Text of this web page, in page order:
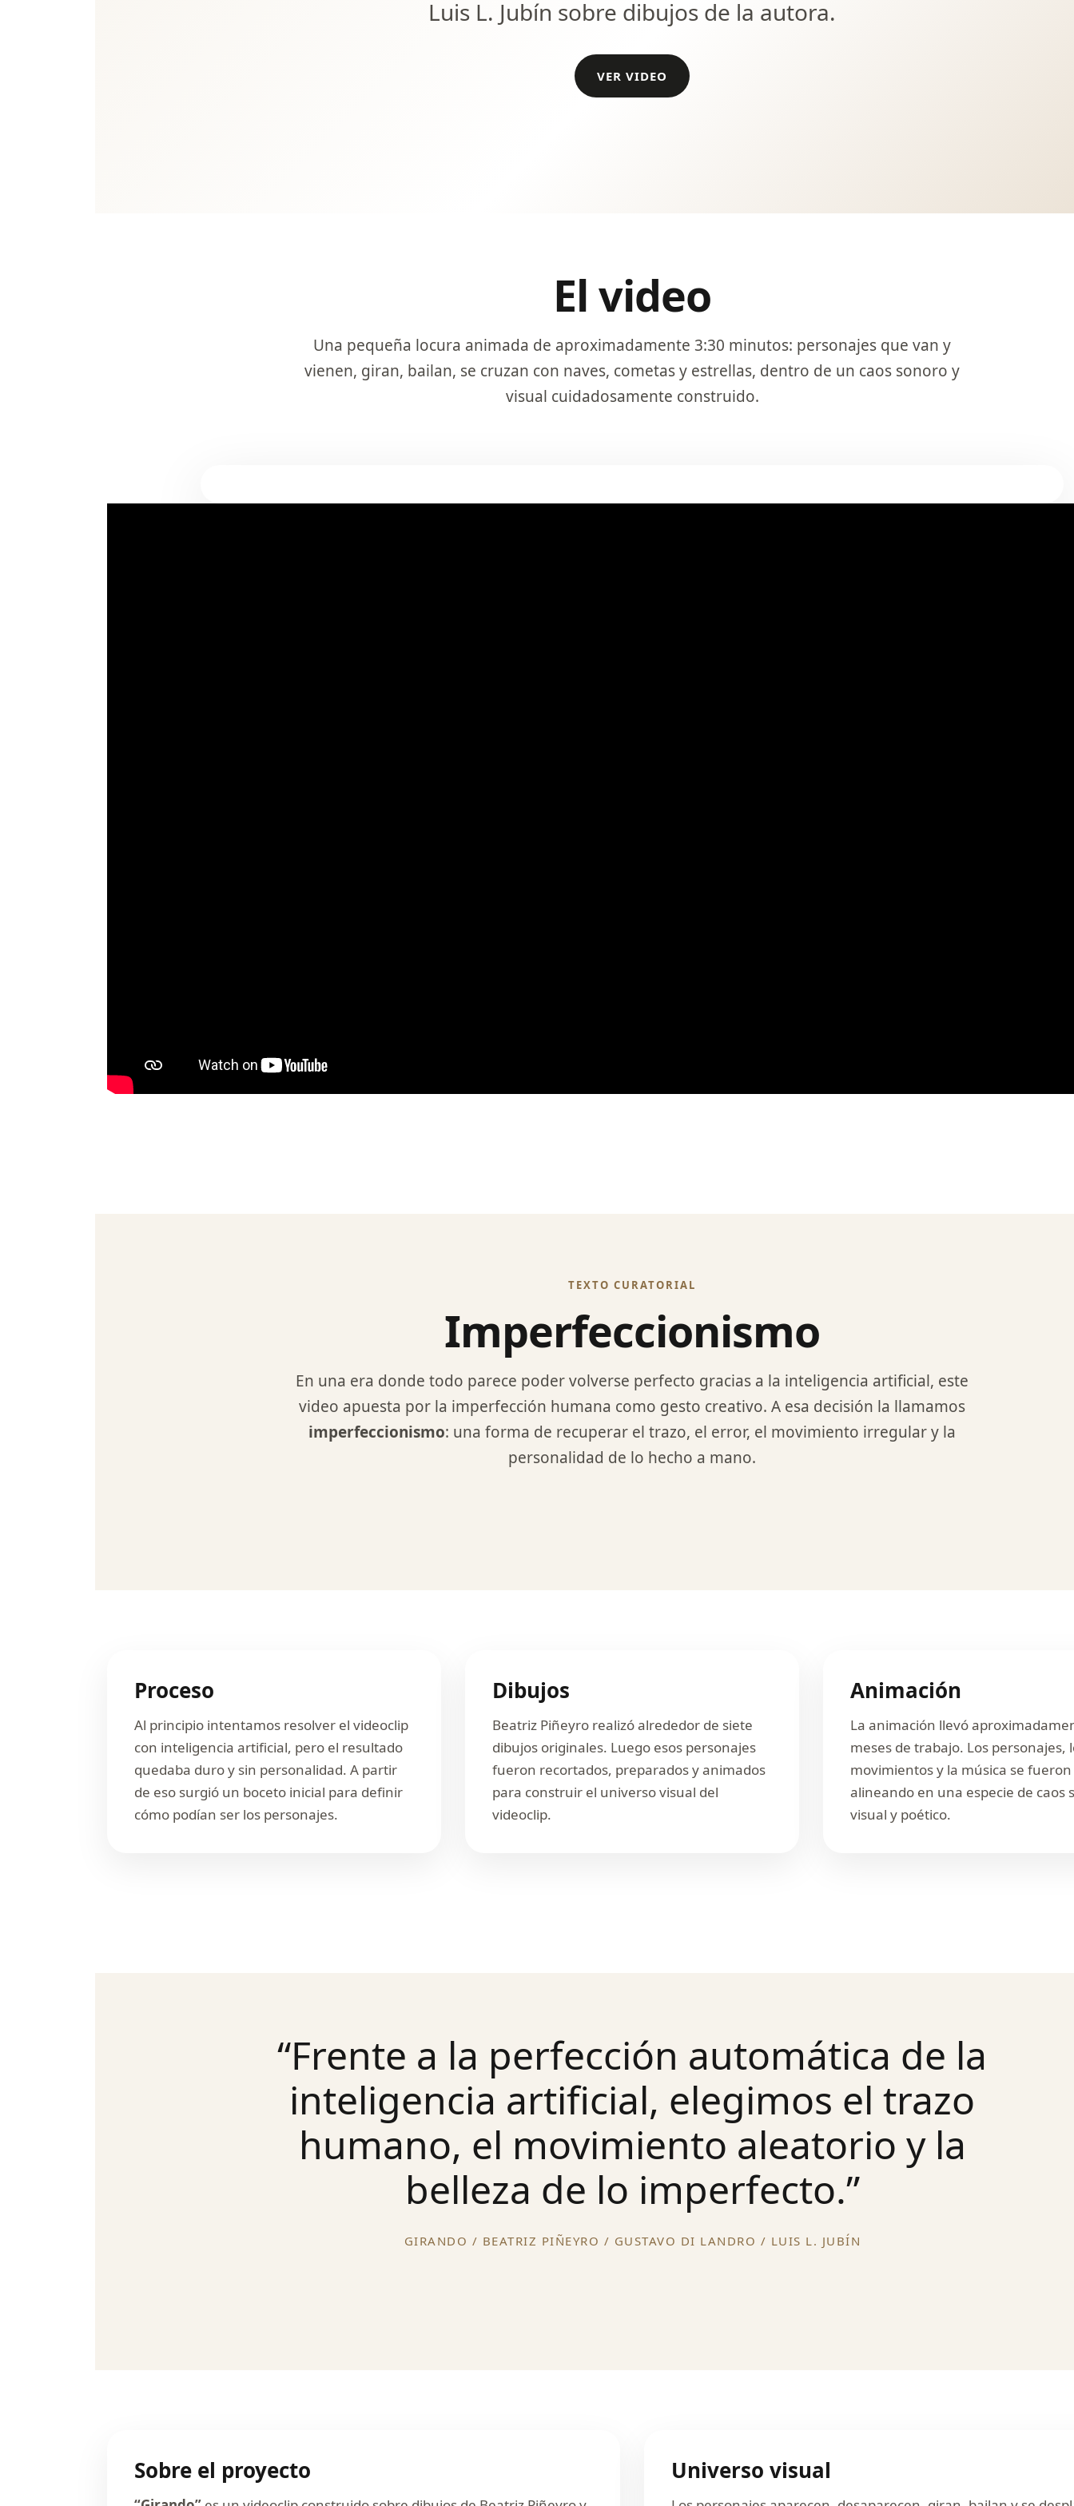
Luis L. Jubín sobre dibujos de la autora.
VER VIDEO
El video
Una pequeña locura animada de aproximadamente 3:30 minutos: personajes que van y
vienen, giran, bailan, se cruzan con naves, cometas y estrellas, dentro de un caos sonoro y
visual cuidadosamente construido.
TEXTO CURATORIAL
Imperfeccionismo
En una era donde todo parece poder volverse perfecto gracias a la inteligencia artificial, este
video apuesta por la imperfección humana como gesto creativo. A esa decisión la llamamos
imperfeccionismo: una forma de recuperar el trazo, el error, el movimiento irregular y la
personalidad de lo hecho a mano.
Proceso
Al principio intentamos resolver el videoclip
con inteligencia artificial, pero el resultado
quedaba duro y sin personalidad. A partir
de eso surgió un boceto inicial para definir
cómo podían ser los personajes.
Dibujos
Beatriz Piñeyro realizó alrededor de siete
dibujos originales. Luego esos personajes
fueron recortados, preparados y animados
para construir el universo visual del
videoclip.
Animación
La animación llevó
meses de trabajo. Los personajes,
movimientos y la música se fueron
alineando en una especie de caos
visual y poético.
“Frente a la perfección automática de la
inteligencia artificial, elegimos el trazo
humano, el movimiento aleatorio y la
belleza de lo imperfecto.”
GIRANDO / BEATRIZ PIÑEYRO / GUSTAVO DI LANDRO / LUIS L. JUBÍN
Sobre el proyecto Universo visual